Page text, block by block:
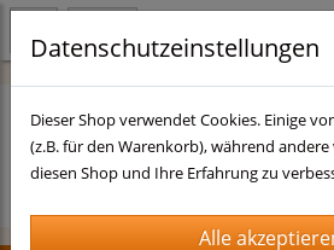
Es wurden leider keine Produkte
Datenschutzeinstellungen
Dieser Shop verwendet Cookies. Einige
(z.B. für den Warenkorb), während
diesen Shop und Ihre Erfahrung zu